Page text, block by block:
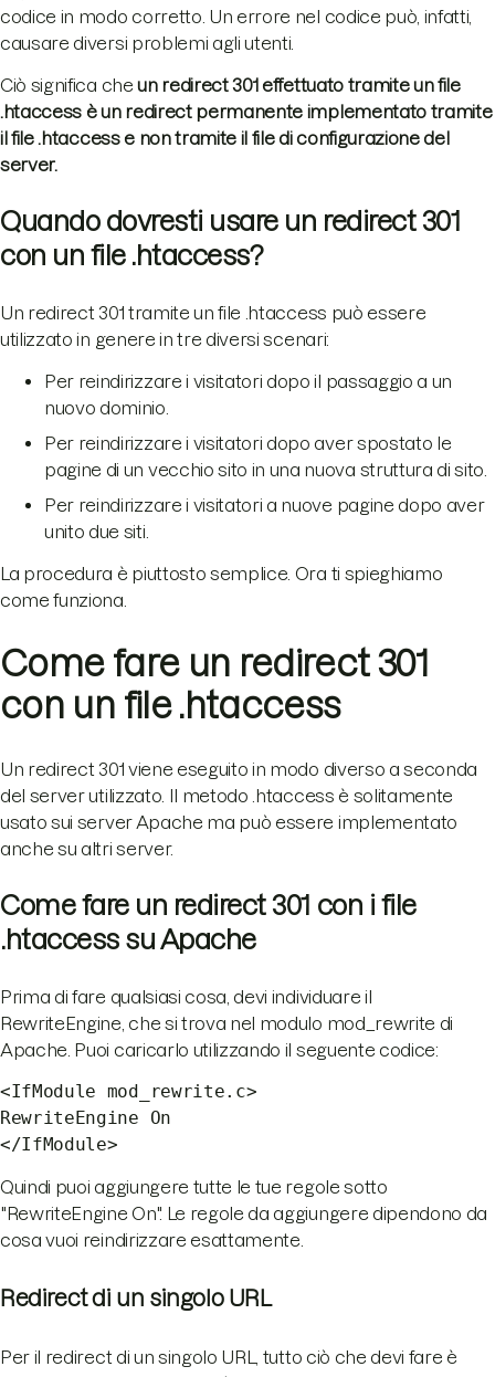
codice in modo corretto. Un errore nel codice può, infatti,
causare diversi problemi agli utenti.
Ciò significa cheun redirect 301 effettuato tramite un file
.htaccess è un redirect permanente implementato tramite
il file .htaccess e non tramite il file di configurazione del
server.
Quando dovresti usare un redirect 301
con un file .htaccess?
Un redirect 301 tramite un file .htaccess può essere
utilizzato in genere in tre diversi scenari:
Per reindirizzare i visitatori dopo il passaggio a un
nuovo dominio.
Per reindirizzare i visitatori dopo aver spostato le
pagine di un vecchio sito in una nuova struttura di sito.
Per reindirizzare i visitatori a nuove pagine dopo aver
unito due siti.
La procedura è piuttosto semplice. Ora ti spieghiamo
come funziona.
Come fare un redirect 301
con un file .htaccess
Un redirect 301 viene eseguito in modo diverso a seconda
del server utilizzato. Il metodo .htaccess è solitamente
usato sui server Apache ma può essere implementato
anche su altri server.
Come fare un redirect 301 con i file
.htaccess su Apache
Prima di fare qualsiasi cosa, devi individuare il
RewriteEngine, che si trova nel modulo mod_rewrite di
Apache. Puoi caricarlo utilizzando il seguente codice:
<IfModule mod_rewrite.c>
RewriteEngine On
</IfModule>
Quindi puoi aggiungere tutte le tue regole sotto
"RewriteEngine On". Le regole da aggiungere dipendono da
cosa vuoi reindirizzare esattamente.
Redirect di un singolo URL
Per il redirect di un singolo URL, tutto ciò che devi fare è